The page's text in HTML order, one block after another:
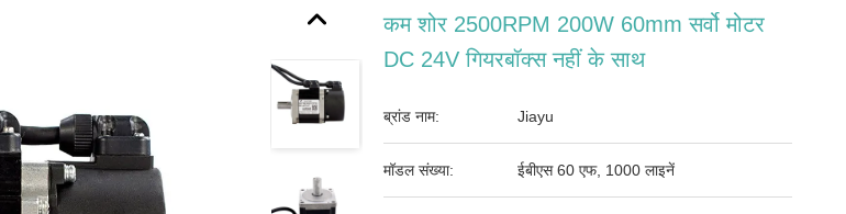
कम शोर 2500RPM 200W 60mm सर्वो मोटर
DC 24V गियरबॉक्स नहीं के साथ
ब्रांड नाम: Jiayu
मॉडल संख्या: ईबीएस 60 एफ, 1000 लाइनें